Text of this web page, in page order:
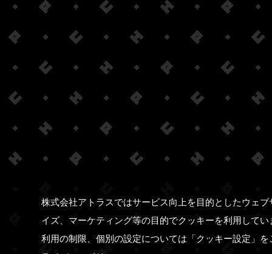
株式会社アトラスではサービス向上を目的としたウェ
イズ、マーケティング等の目的でクッキーを利用して
利用の制限、個別の設定については「クッキー設定」